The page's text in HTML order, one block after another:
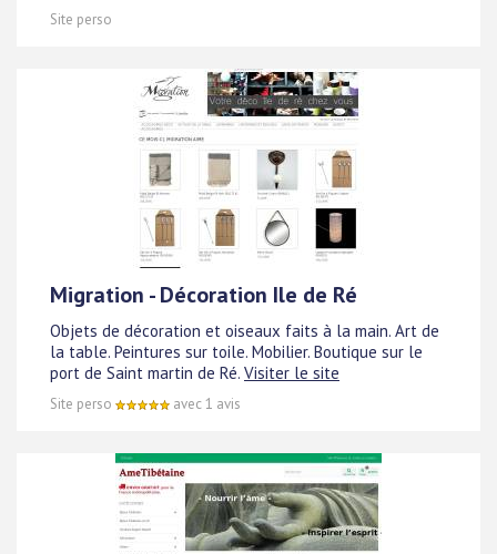
Site perso
Migration - Décoration Ile de Ré
Objets de décoration et oiseaux faits à la main. Art de
la table. Peintures sur toile. Mobilier. Boutique sur le
port de Saint martin de Ré. Visiter le site
Site perso avec 1 avis